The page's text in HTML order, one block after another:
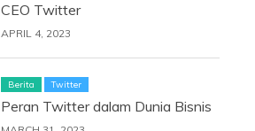
CEO Twitter
APRIL 4, 2023
Berita Twitter
Peran Twitter dalam Dunia Bisnis